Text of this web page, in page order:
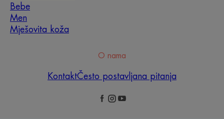
Bebe
Men
Mješovita koža
O nama
KontaktČesto postavljana pitanja